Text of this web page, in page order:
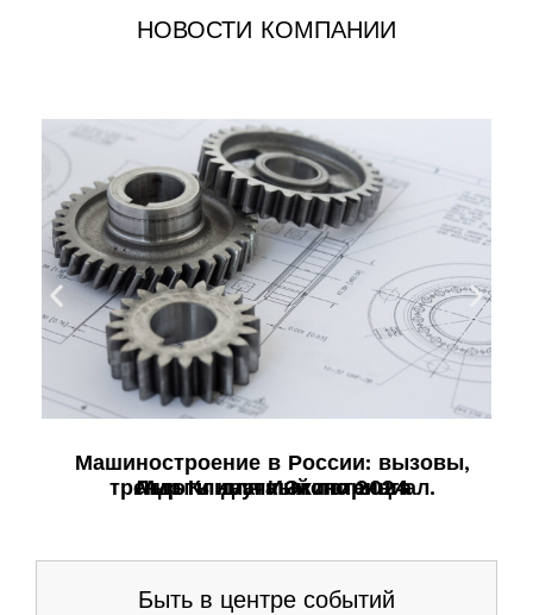
НОВОСТИ КОМПАНИИ
Машиностроение в России: вызовы,
тренды и научный потенциал.
Льготы для Инжиниринга
Мир Климата Экспо 2024
Быть в центре событий